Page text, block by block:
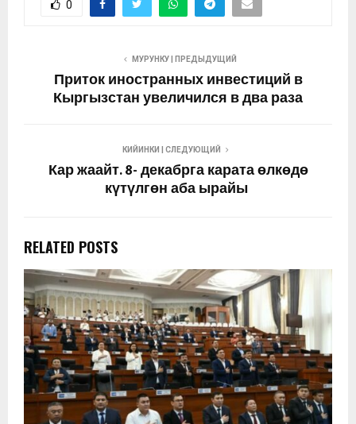
0
МУРУНКУ | ПРЕДЫДУЩИЙ
Приток иностранных инвестиций в
Кыргызстан увеличился в два раза
КИЙИНКИ | СЛЕДУЮЩИЙ
Кар жаайт. 8- декабрга карата өлкөдө
күтүлгөн аба ырайы
RELATED POSTS